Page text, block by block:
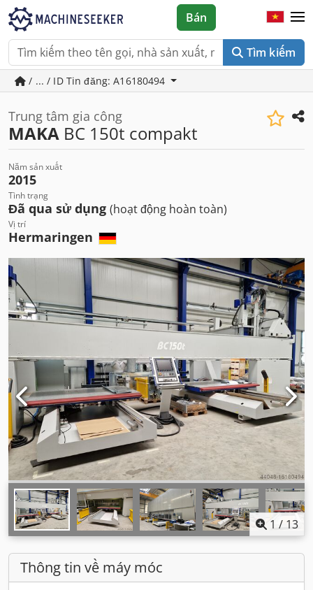
Tìm kiếm
Bán
/ ... / ID Tin đăng: A16180494
Trung tâm gia công
MAKA BC 150t compakt
Năm sản xuất
2015
Tình trạng
Đã qua sử dụng (hoạt động hoàn toàn)
Vị trí
Hermaringen
1 / 13
Thông tin về máy móc